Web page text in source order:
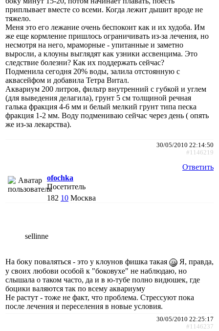
приплывает вместе со всеми. Когда лежит дышит вроде не
тяжело.
Меня это его лежание очень беспокоит как и их худоба. Им
же еще кормление пришлось ограничивать из-за лечения, но
несмотря на него, мраморные - упитанные и заметно
выросли, а клоуны выглядят как узники ассвенцима. Это
следствие болезни? Как их поддержать сейчас?
Подменила сегодня 20% воды, залила отстоянную с
аквасейфом и добавила Тетра Витал.
Аквариум 200 литров, фильтр внутренний с губкой и углем
(для выведения делагила), грунт 5 см толщиной речная
галька фракция 4-6 мм и белый мелкий грунт типа песка
фракция 1-2 мм. Воду подмениваю сейчас через день ( опять
же из-за лекарства).
30/05/2010 22:14:50
#1146219
Ответить
ofochka
Посетитель
182 10 Москва
sellinne
На боку поваляться - это у клоунов фишка такая
Я, правда,
у своих любови особой к "боковухе" не наблюдаю, но
слышала о таком часто, да и в ю-тубе полно видюшек, где
боцики валяются так по всему аквариуму
Не растут - тоже не факт, что проблема. Стрессуют пока
после лечения и переселения в новые условия.
30/05/2010 22:25:17
#1146237